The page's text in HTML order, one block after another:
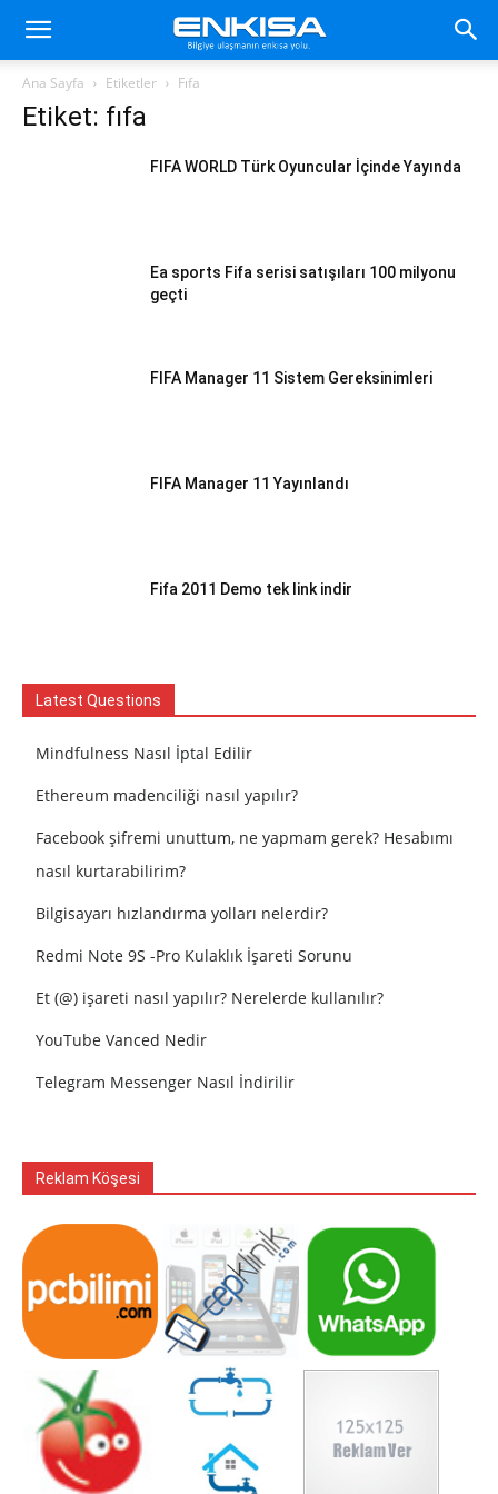
Ana Sayfa Etiketler Fıfa
Etiket: fıfa
FIFA WORLD Türk Oyuncular İçinde Yayında
Ea sports Fifa serisi satışıları 100 milyonu
geçti
FIFA Manager 11 Sistem Gereksinimleri
FIFA Manager 11 Yayınlandı
Fifa 2011 Demo tek link indir
Latest Questions
Mindfulness Nasıl İptal Edilir
Ethereum madenciliği nasıl yapılır?
Facebook şifremi unuttum, ne yapmam gerek? Hesabımı
nasıl kurtarabilirim?
Bilgisayarı hızlandırma yolları nelerdir?
Redmi Note 9S -Pro Kulaklık İşareti Sorunu
Et (@) işareti nasıl yapılır? Nerelerde kullanılır?
YouTube Vanced Nedir
Telegram Messenger Nasıl İndirilir
Reklam Köşesi